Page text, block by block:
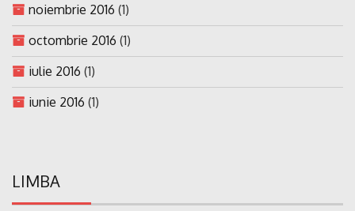
noiembrie 2016 (1)
octombrie 2016 (1)
iulie 2016 (1)
iunie 2016 (1)
LIMBA